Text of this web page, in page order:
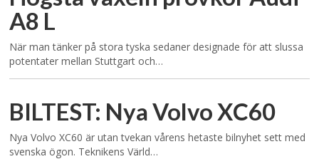
A8 L
När man tänker på stora tyska sedaner designade för att slussa
potentater mellan Stuttgart och…
BILTEST: Nya Volvo XC60
Nya Volvo XC60 är utan tvekan vårens hetaste bilnyhet sett med
svenska ögon. Teknikens Värld…